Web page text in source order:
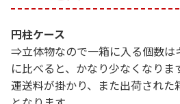
円柱ケース
⇒立体物なので一箱に入る個数は
に比べると、かなり少なくなりま
運送料が掛かり、また出荷された